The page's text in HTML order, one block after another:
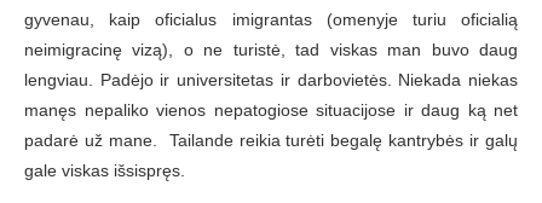
gyvenau, kaip oficialus imigrantas (omenyje turiu oficialią
neimigracinę vizą), o ne turistė, tad viskas man buvo daug
lengviau. Padėjo ir universitetas ir darbovietės. Niekada niekas
manęs nepaliko vienos nepatogiose situacijose ir daug ką net
padarė už mane. Tailande reikia turėti begalę kantrybės ir galų
gale viskas išsispręs.